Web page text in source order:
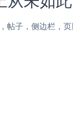
子，侧边栏，页